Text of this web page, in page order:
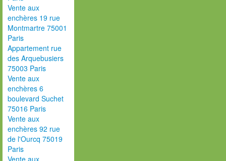
Vente aux
enchères 19 rue
Montmartre 75001
Paris
Appartement rue
des Arquebusiers
75003 Paris
Vente aux
enchères 6
boulevard Suchet
75016 Paris
Vente aux
enchères 92 rue
de l'Ourcq 75019
Paris
Vente aux